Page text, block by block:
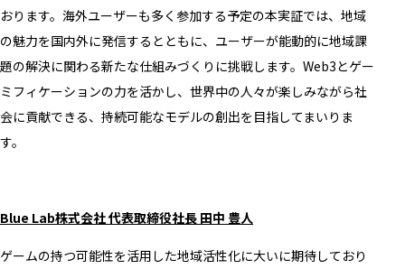
おります。海外ユーザーも多く参加する予定の本実証では、地域
の魅力を国内外に発信するとともに、ユーザーが能動的に地域課
題の解決に関わる新たな仕組みづくりに挑戦します。Web3とゲー
ミフィケーションの力を活かし、世界中の人々が楽しみながら社
会に貢献できる、持続可能なモデルの創出を目指してまいりま
す。
Blue Lab株式会社 代表取締役社長 田中 豊人
ゲームの持つ可能性を活用した地域活性化に大いに期待しており